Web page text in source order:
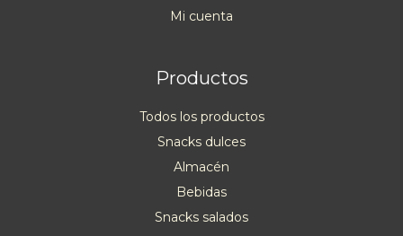
Mi cuenta
Productos
Todos los productos
Snacks dulces
Almacén
Bebidas
Snacks salados